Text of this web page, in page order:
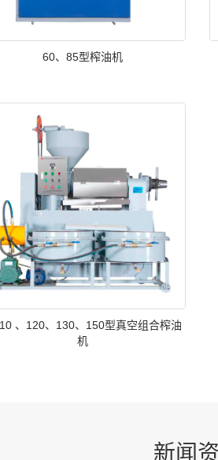
60、85型榨油机
、120、130、150型真空组合榨油
机
新闻